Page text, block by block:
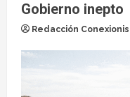
Gobierno inepto
Redacción